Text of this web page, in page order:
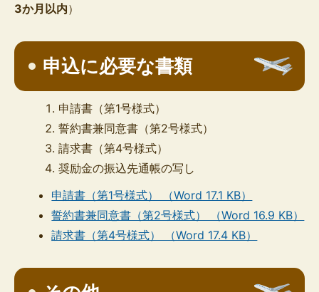
3か月以内）
申込に必要な書類
申請書（第1号様式）
誓約書兼同意書（第2号様式）
請求書（第4号様式）
奨励金の振込先通帳の写し
申請書（第1号様式） （Word 17.1 KB）
誓約書兼同意書（第2号様式） （Word 16.9 KB）
請求書（第4号様式） （Word 17.4 KB）